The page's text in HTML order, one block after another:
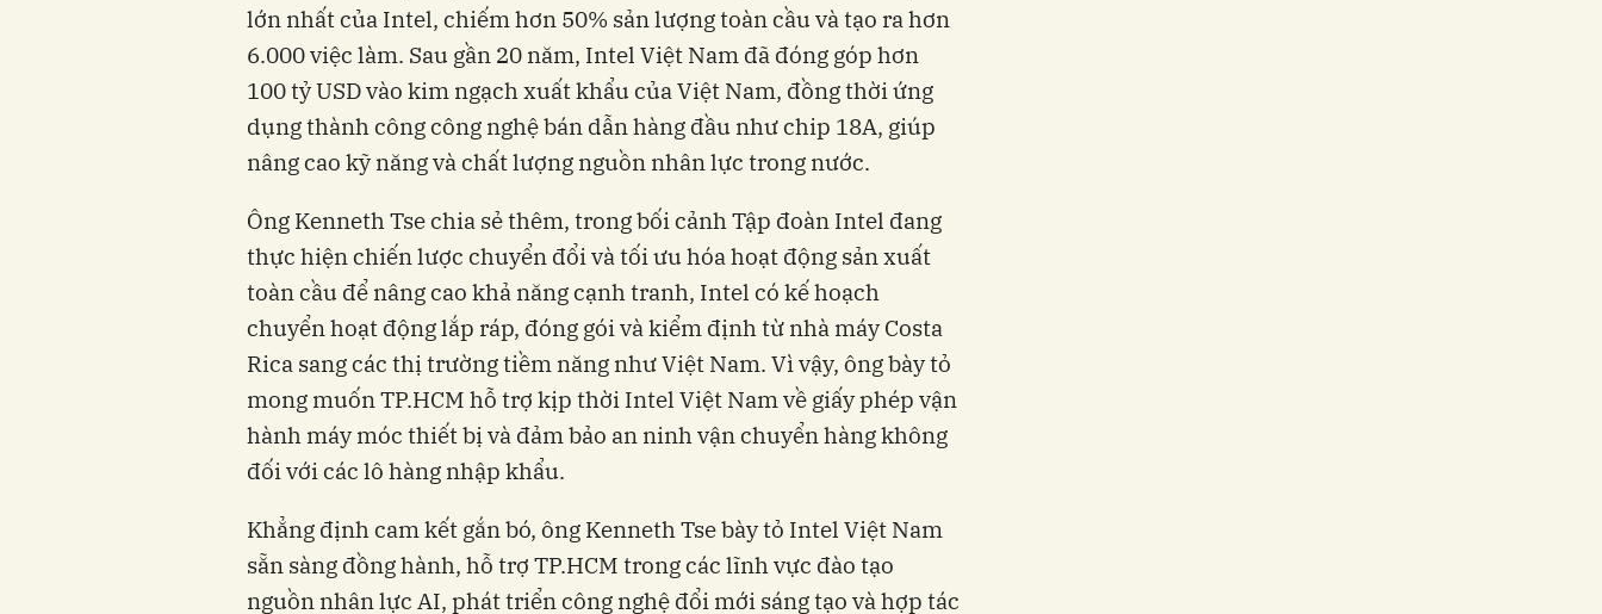
lớn nhất của Intel, chiếm hơn 50% sản lượng toàn cầu và tạo ra hơn
6.000 việc làm. Sau gần 20 năm, Intel Việt Nam đã đóng góp hơn
100 tỷ USD vào kim ngạch xuất khẩu của Việt Nam, đồng thời ứng
dụng thành công công nghệ bán dẫn hàng đầu như chip 18A, giúp
nâng cao kỹ năng và chất lượng nguồn nhân lực trong nước.
Ông Kenneth Tse chia sẻ thêm, trong bối cảnh Tập đoàn Intel đang
thực hiện chiến lược chuyển đổi và tối ưu hóa hoạt động sản xuất
toàn cầu để nâng cao khả năng cạnh tranh, Intel có kế hoạch
chuyển hoạt động lắp ráp, đóng gói và kiểm định từ nhà máy Costa
Rica sang các thị trường tiềm năng như Việt Nam. Vì vậy, ông bày tỏ
mong muốn TP.HCM hỗ trợ kịp thời Intel Việt Nam về giấy phép vận
hành máy móc thiết bị và đảm bảo an ninh vận chuyển hàng không
đối với các lô hàng nhập khẩu.
Khẳng định cam kết gắn bó, ông Kenneth Tse bày tỏ Intel Việt Nam
sẵn sàng đồng hành, hỗ trợ TP.HCM trong các lĩnh vực đào tạo
nguồn nhân lực AI, phát triển công nghệ đổi mới sáng tạo và hợp tác